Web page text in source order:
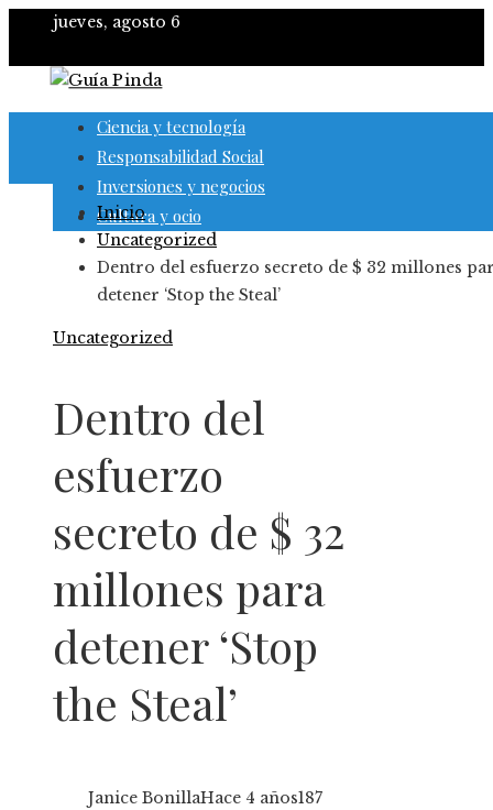
jueves, agosto 6
Ciencia y tecnología
Responsabilidad Social
Inversiones y negocios
Cultura y ocio
Inicio
Uncategorized
Dentro del esfuerzo secreto de $ 32 millones
detener ‘Stop the Steal’
Uncategorized
Dentro del
esfuerzo
secreto de $ 32
millones para
detener ‘Stop
the Steal’
Janice BonillaHace 4 años187